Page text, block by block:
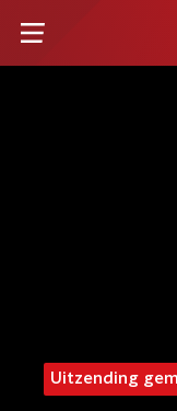
Uitzending